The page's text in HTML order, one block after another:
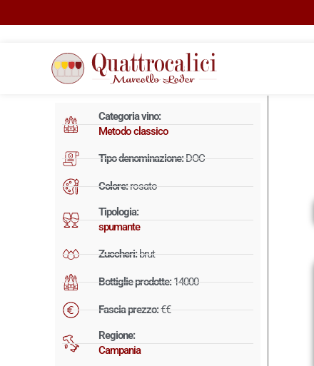
Categoria vino:
Metodo classico
Tipo denominazione:DOC
Colore:rosato
Tipologia:
spumante
Zuccheri:brut
Bottiglie prodotte:14000
Fascia prezzo:€€
Regione:
Campania